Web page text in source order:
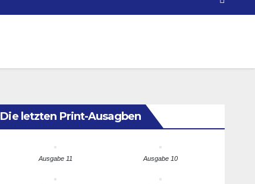
Die letzten Print-Ausagben
Ausgabe 11 Ausgabe 10